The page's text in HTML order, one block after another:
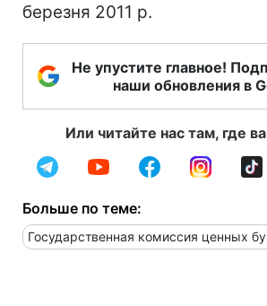
березня 2011 р.
Не упустите главное!
наши обновления в
Или читайте нас там, где
Больше по теме:
Государственная комиссия ценных